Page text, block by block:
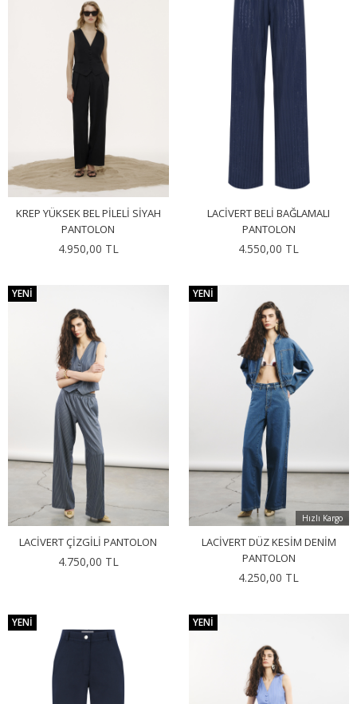
KREP YÜKSEK BEL PILELI SIYAH
PANTOLON
4.950,00 TL
LACIVERT BELI BAĞLAMALI
PANTOLON
4.550,00 TL
LACIVERT ÇIZGILI PANTOLON
4.750,00 TL
YENI
Hızlı Kargo
LACIVERT DÜZ KESIM DENIM
PANTOLON
4.250,00 TL
YENI
YENI YENI